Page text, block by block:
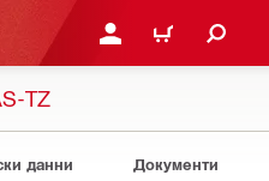
ВЛЕЗ ИЛИ СЕ
КОЛИЧКА
TZ
данни Документи